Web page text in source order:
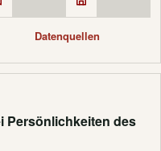
Datenquellen
Persönlichkeiten des